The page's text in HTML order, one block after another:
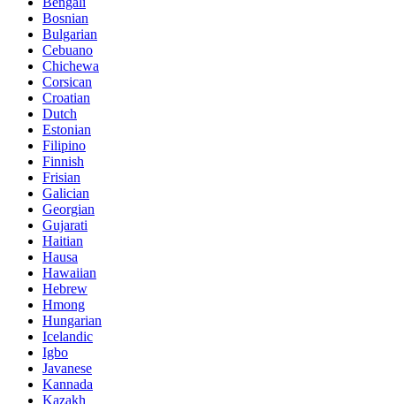
Bosnian
Bulgarian
Cebuano
Chichewa
Corsican
Croatian
Dutch
Estonian
Filipino
Finnish
Frisian
Galician
Georgian
Gujarati
Haitian
Hausa
Hawaiian
Hebrew
Hmong
Hungarian
Icelandic
Igbo
Javanese
Kannada
Kazakh